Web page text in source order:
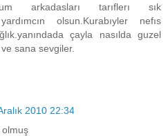
arkadasları tarıflerı sık
olsun.Kurabıyler nefıs
çayla nasılda guzel
sana sevgiler.
2010 22:34